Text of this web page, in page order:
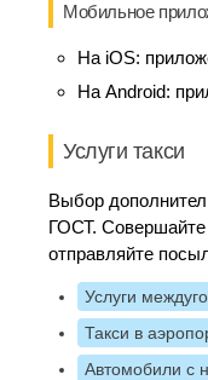
Мобильное
На iOS:
На Android:
Услуги такси
Выбор
ГОСТ. Совершайте
отправляйте
Услуги
Такси в
Автомобили с